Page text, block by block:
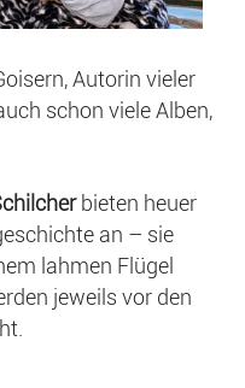
Autorin vieler
schon viele Alben,
bieten heuer
an – sie
lahmen Flügel
jeweils vor den